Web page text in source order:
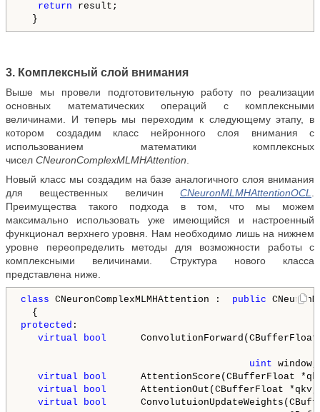
return result;
}
3. Комплексный слой внимания
Выше мы провели подготовительную работу по реализации
основных математических операций с комплексными
величинами. И теперь мы переходим к следующему этапу, в
котором создадим класс нейронного слоя внимания с
использованием математики комплексных
чисел CNeuronComplexMLMHAttention.
Новый класс мы создадим на базе аналогичного слоя внимания
для вещественных величин CNeuronMLMHAttentionOCL.
Преимущества такого подхода в том, что мы можем
максимально использовать уже имеющийся и настроенный
функционал верхнего уровня. Нам необходимо лишь на нижнем
уровне переопределить методы для возможности работы с
комплексными величинами. Структура нового класса
представлена ниже.
class CNeuronComplexMLMHAttention : public
protected :
virtual
bool
                                        uint
virtual
bool AttentionScore(CBufferFloat
virtual
bool AttentionOut(CBufferFloat *qkv,
virtual
bool